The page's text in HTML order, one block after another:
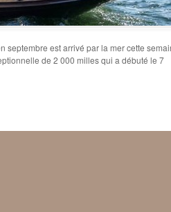
septembre est arrivé par la mer cette
de 2 000 milles qui a débuté le 7